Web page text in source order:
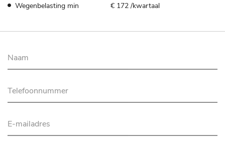
Wegenbelasting min € 172 /kwartaal